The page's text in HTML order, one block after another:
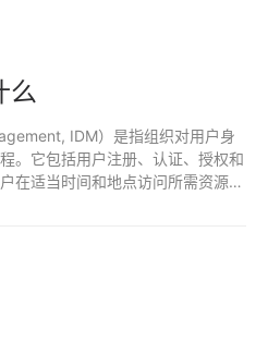
么
IDM）是指组织对用户身
。它包括用户注册、认证、授权和
在适当时间和地点访问所需资源，